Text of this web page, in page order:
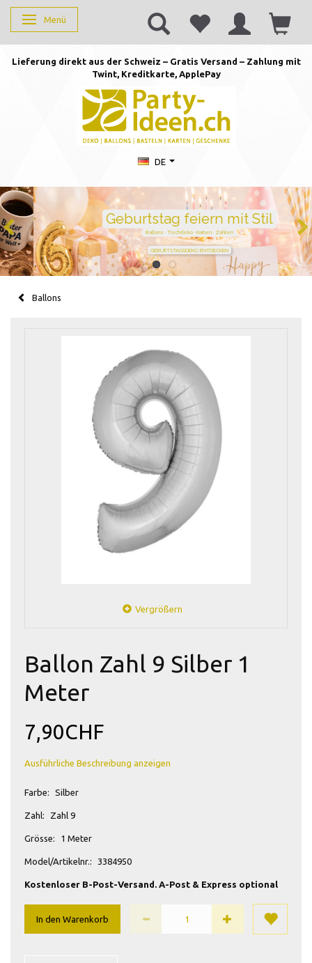
Anzeige ändern
Menü
Lieferung direkt aus der Schweiz – Gratis Versand – Zahlung mit
Twint, Kreditkarte, ApplePay
DE
Geburtstag feiern mit Stil
Ballons · Tischdeko · Karten · Zahlen
GEBURTSTAGSDEKO ENTDECKEN
Ballons
Vergrößern
Ballon Zahl 9 Silber 1
Meter
7,90CHF
Ausführliche Beschreibung anzeigen
Farbe: Silber
Zahl: Zahl 9
Grösse: 1 Meter
Model/Artikelnr.: 3384950
Kostenloser B-Post-Versand. A-Post & Express optional
In den Warenkorb